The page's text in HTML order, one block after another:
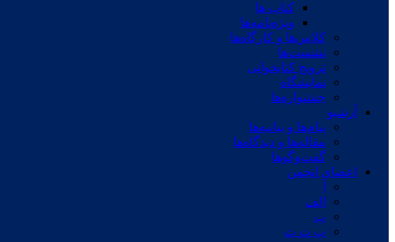
کتاب ها
ویژه‌نامه‌ها
کلاس‌ها و کارگاه‌ها
نشست‌ها
ترویج کتابخوانی
نمایشگاه
جشنواره‌ها
آرشیو
پیام‌ها و بیانیه‌ها
مقاله‌ها و دیدگاه‌ها
گفت‌وگوها
اعضای انجمن
الف
ب
پ ت ث